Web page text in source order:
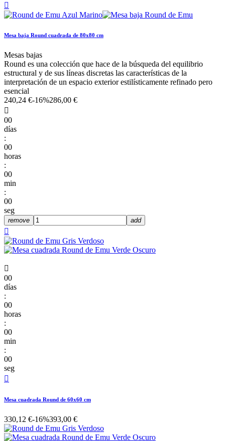

Mesa baja Round cuadrada de 80x80 cm
Mesas bajas
Round es una colección que hace de la búsqueda del equilibrio
estructural y de sus líneas discretas las características de la
interpretación de un espacio exterior estilísticamente refinado pero
esencial
240,24 €-16%286,00 €

00
días
:
00
horas
:
00
min
:
00
seg
remove add


00
días
:
00
horas
:
00
min
:
00
seg

Mesa cuadrada Round de 60x60 cm
330,12 €-16%393,00 €